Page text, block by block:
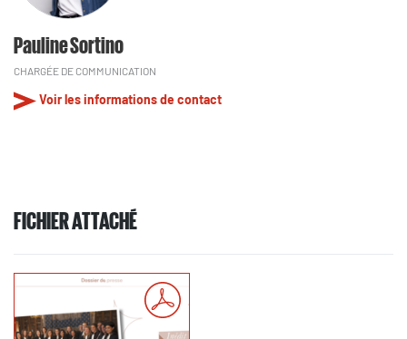
Pauline Sortino
CHARGÉE DE COMMUNICATION
Voir les informations de contact
FICHIER ATTACHÉ